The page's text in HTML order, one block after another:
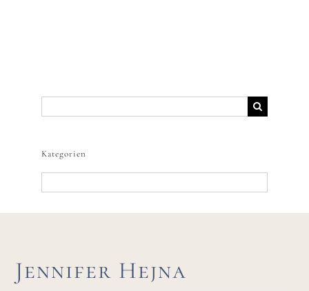
nach:
Kategorien
Jennifer Hejna